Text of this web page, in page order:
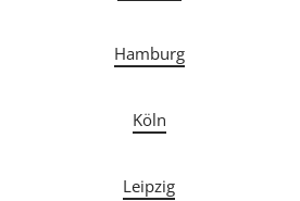
Hamburg
Köln
Leipzig